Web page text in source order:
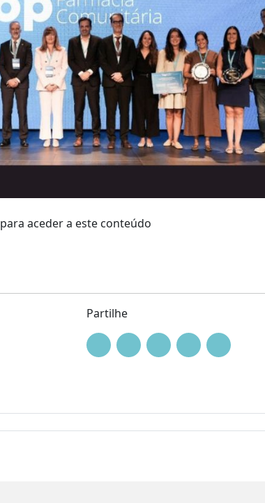
para aceder a este conteúdo
Partilhe